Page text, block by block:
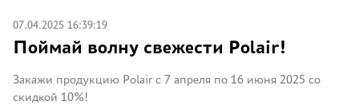
07.04.2025 16:39:19
Поймай волну свежести Polair!
Закажи продукцию Polair с 7 апреля по 16 июня 2025 со
скидкой 10%!